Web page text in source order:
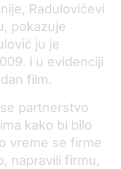
Radulovićevi
pokazuje
ju je
i u evidenciji
film.
partnerstvo
kako bi bilo
vreme se firme
napravili firmu,